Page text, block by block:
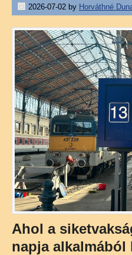
2026-07-02 by Horváthné
Ahol a
napja alkalmából